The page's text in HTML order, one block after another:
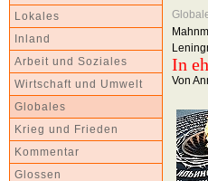
Lokales
Inland
Arbeit und Soziales
Wirtschaft und Umwelt
Globales
Krieg und Frieden
Kommentar
Glossen
In
Von